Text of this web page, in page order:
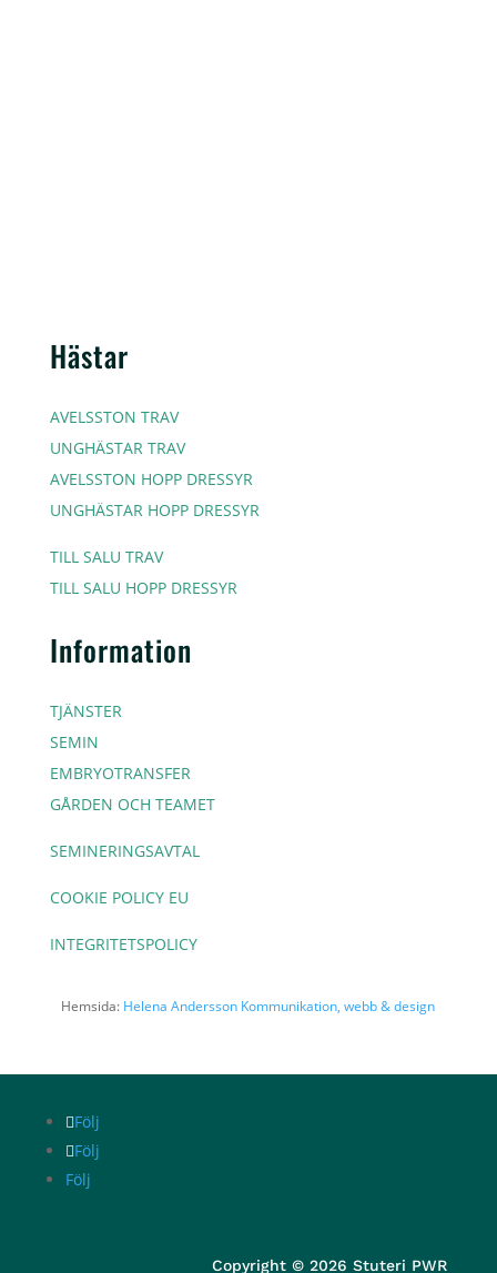
Hästar
AVELSSTON TRAV
UNGHÄSTAR TRAV
AVELSSTON HOPP DRESSYR
UNGHÄSTAR HOPP DRESSYR
TILL SALU TRAV
TILL SALU HOPP DRESSYR
Information
TJÄNSTER
SEMIN
EMBRYOTRANSFER
GÅRDEN OCH TEAMET
SEMINERINGSAVTAL
COOKIE POLICY EU
INTEGRITETSPOLICY
Hemsida: Helena Andersson Kommunikation, webb & design
Följ
Följ
Följ
Copyright © 2026 Stuteri PWR